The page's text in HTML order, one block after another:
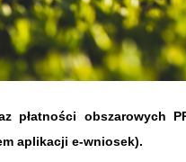
płatności obszarowych
aplikacji e-wniosek).